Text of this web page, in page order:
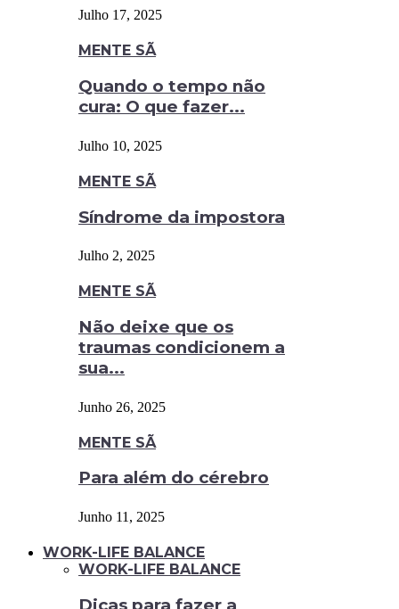
Julho 17, 2025
MENTE SÃ
Quando o tempo não
cura: O que fazer...
Julho 10, 2025
MENTE SÃ
Síndrome da impostora
Julho 2, 2025
MENTE SÃ
Não deixe que os
traumas condicionem a
sua...
Junho 26, 2025
MENTE SÃ
Para além do cérebro
Junho 11, 2025
WORK-LIFE BALANCE
WORK-LIFE BALANCE